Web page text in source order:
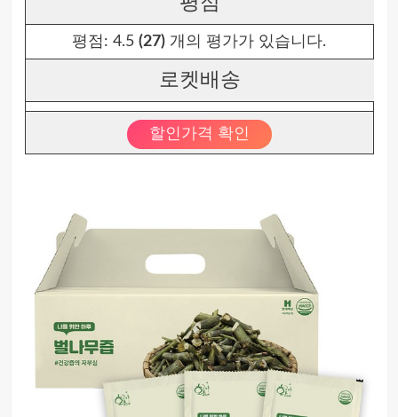
평점: 4.5 (27) 개의 평가가 있습니다.
로켓배송
할인가격 확인